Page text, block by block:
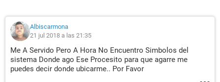
Albiscarmona
21 jul 2018 a las 21:35
Me A Servido Pero A Hora No Encuentro Simbolos del
sistema Donde ago Ese Procesito para que agarre me
puedes decir donde ubicarme.. Por Favor